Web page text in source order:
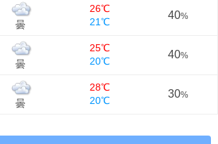
曇
26℃
21℃
40%
曇
25℃
20℃
40%
曇
28℃
20℃
30%